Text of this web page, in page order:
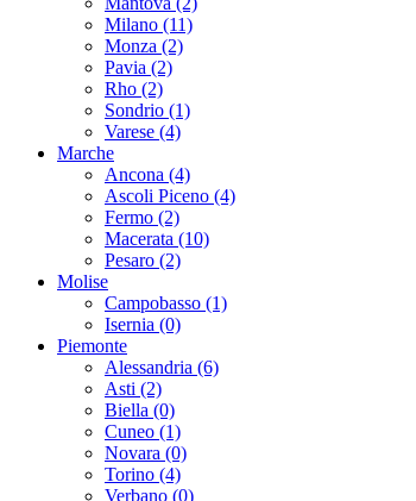
Milano (11)
Monza (2)
Pavia (2)
Rho (2)
Sondrio (1)
Varese (4)
Marche
Ancona (4)
Ascoli Piceno (4)
Fermo (2)
Macerata (10)
Pesaro (2)
Molise
Campobasso (1)
Isernia (0)
Piemonte
Alessandria (6)
Asti (2)
Biella (0)
Cuneo (1)
Novara (0)
Torino (4)
Verbano (0)